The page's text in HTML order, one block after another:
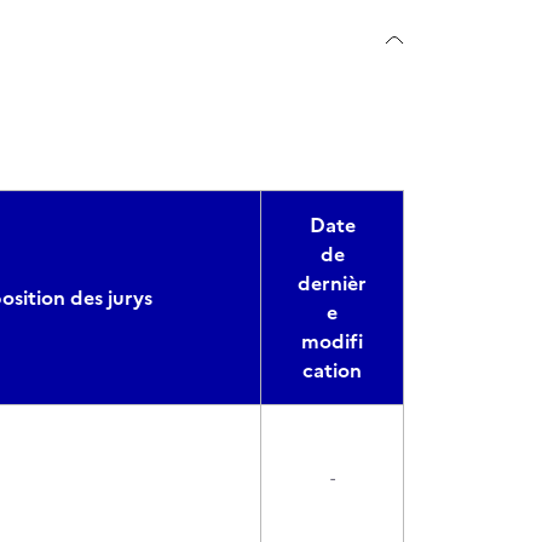
des jurys
Date
de
dernièr
e
modifi
cation
-